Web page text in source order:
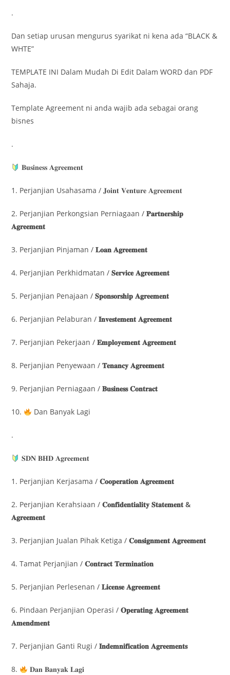
.
Dan setiap urusan mengurus syarikat ni kena ada “BLACK &
WHTE”
TEMPLATE INI Dalam Mudah Di Edit Dalam WORD dan PDF
Sahaja.
Template Agreement ni anda wajib ada sebagai orang
bisnes
.
𝐁𝐮𝐬𝐢𝐧𝐞𝐬𝐬 𝐀𝐠𝐫𝐞𝐞𝐦𝐞𝐧𝐭​
1. Perjanjian Usahasama / 𝐉𝐨𝐢𝐧𝐭 𝐕𝐞𝐧𝐭𝐮𝐫𝐞 𝐀𝐠𝐫𝐞𝐞𝐦𝐞𝐧𝐭
2. Perjanjian Perkongsian Perniagaan /𝐏𝐚𝐫𝐭𝐧𝐞𝐫𝐬𝐡𝐢𝐩
𝐀𝐠𝐫𝐞𝐞𝐦𝐞𝐧𝐭
3. Perjanjian Pinjaman /𝐋𝐨𝐚𝐧 𝐀𝐠𝐫𝐞𝐞𝐦𝐞𝐧𝐭
4. Perjanjian Perkhidmatan /𝐒𝐞𝐫𝐯𝐢𝐜𝐞 𝐀𝐠𝐫𝐞𝐞𝐦𝐞𝐧𝐭
5. Perjanjian Penajaan /𝐒𝐩𝐨𝐧𝐬𝐨𝐫𝐬𝐡𝐢𝐩 𝐀𝐠𝐫𝐞𝐞𝐦𝐞𝐧𝐭
6. Perjanjian Pelaburan /𝐈𝐧𝐯𝐞𝐬𝐭𝐞𝐦𝐞𝐧𝐭 𝐀𝐠𝐫𝐞𝐞𝐦𝐞𝐧𝐭
7. Perjanjian Pekerjaan /𝐄𝐦𝐩𝐥𝐨𝐲𝐞𝐦𝐞𝐧𝐭 𝐀𝐠𝐫𝐞𝐞𝐦𝐞𝐧𝐭
8. Perjanjian Penyewaan /𝐓𝐞𝐧𝐚𝐧𝐜𝐲 𝐀𝐠𝐫𝐞𝐞𝐦𝐞𝐧𝐭
9. Perjanjian Perniagaan /𝐁𝐮𝐬𝐢𝐧𝐞𝐬𝐬 𝐂𝐨𝐧𝐭𝐫𝐚𝐜𝐭
10. Dan Banyak Lagi
.
𝐒𝐃𝐍 𝐁𝐇𝐃 𝐀𝐠𝐫𝐞𝐞𝐦𝐞𝐧𝐭
1. Perjanjian Kerjasama /𝐂𝐨𝐨𝐩𝐞𝐫𝐚𝐭𝐢𝐨𝐧 𝐀𝐠𝐫𝐞𝐞𝐦𝐞𝐧𝐭
2. Perjanjian Kerahsiaan /𝐂𝐨𝐧𝐟𝐢𝐝𝐞𝐧𝐭𝐢𝐚𝐥𝐢𝐭𝐲 𝐒𝐭𝐚𝐭𝐞𝐦𝐞𝐧𝐭 &
𝐀𝐠𝐫𝐞𝐞𝐦𝐞𝐧𝐭
3. Perjanjian Jualan Pihak Ketiga /𝐂𝐨𝐧𝐬𝐢𝐠𝐧𝐦𝐞𝐧𝐭 𝐀𝐠𝐫𝐞𝐞𝐦𝐞𝐧𝐭
4. Tamat Perjanjian /𝐂𝐨𝐧𝐭𝐫𝐚𝐜𝐭 𝐓𝐞𝐫𝐦𝐢𝐧𝐚𝐭𝐢𝐨𝐧
5. Perjanjian Perlesenan /𝐋𝐢𝐜𝐞𝐧𝐬𝐞 𝐀𝐠𝐫𝐞𝐞𝐦𝐞𝐧𝐭
6. Pindaan Perjanjian Operasi /𝐎𝐩𝐞𝐫𝐚𝐭𝐢𝐧𝐠 𝐀𝐠𝐫𝐞𝐞𝐦𝐞𝐧𝐭
𝐀𝐦𝐞𝐧𝐝𝐦𝐞𝐧𝐭
7. Perjanjian Ganti Rugi /𝐈𝐧𝐝𝐞𝐦𝐧𝐢𝐟𝐢𝐜𝐚𝐭𝐢𝐨𝐧 𝐀𝐠𝐫𝐞𝐞𝐦𝐞𝐧𝐭𝐬
8. 𝐃𝐚𝐧 𝐁𝐚𝐧𝐲𝐚𝐤 𝐋𝐚𝐠𝐢